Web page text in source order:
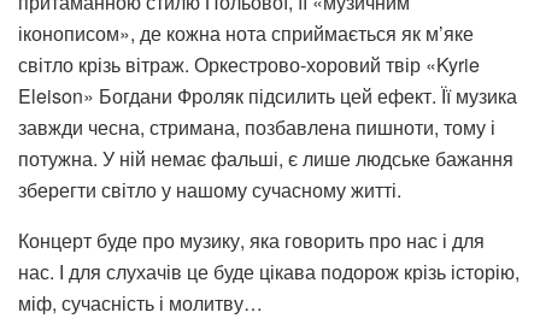
іконописом», де кожна нота сприймається як м’яке
світло крізь вітраж. Оркестрово-хоровий твір «Kyrie
Eleison» Богдани Фроляк підсилить цей ефект. Її музика
завжди чесна, стримана, позбавлена пишноти, тому і
потужна. У ній немає фальші, є лише людське бажання
зберегти світло у нашому сучасному житті.
Концерт буде про музику, яка говорить про нас і для
нас. І для слухачів це буде цікава подорож крізь історію,
міф, сучасність і молитву…